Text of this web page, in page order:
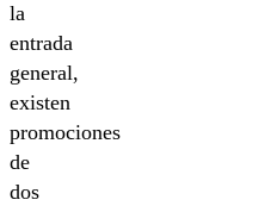
la
entrada
general,
existen
promociones
de
dos